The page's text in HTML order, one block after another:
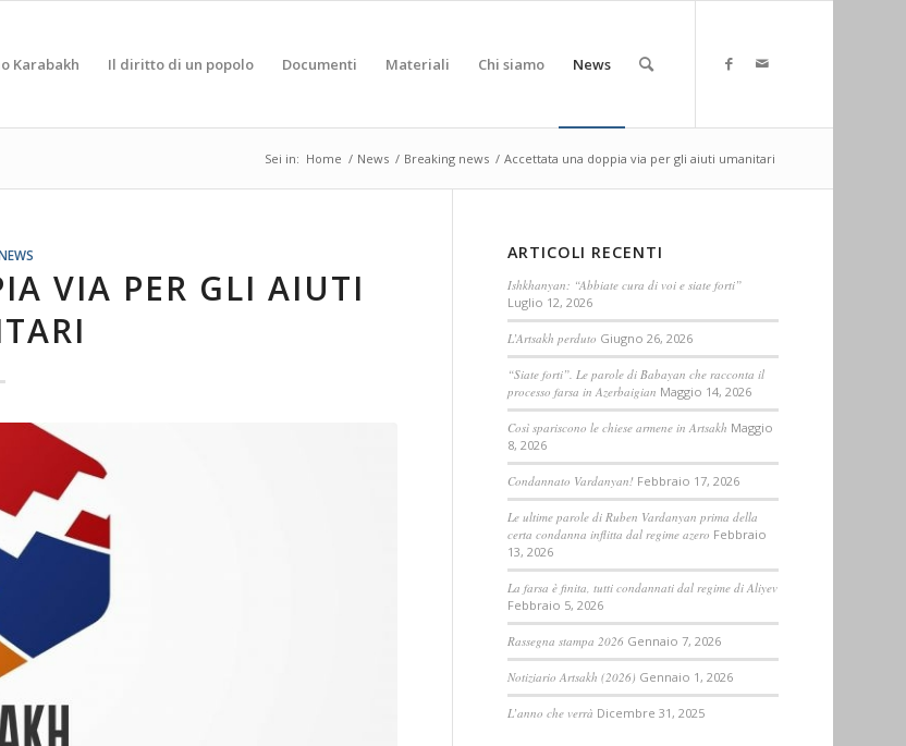
Karabakh Il diritto di un popolo Documenti Materiali Chi siamo News
Sei in: Home / News / Breaking news / Accettata una doppia via per gli aiuti umanitari
VIA PER GLI AIUTI
ARTICOLI RECENTI
Ishkhanyan: “Abbiate cura di voi e siate forti”
Luglio 12, 2026
L’Artsakh perduto Giugno 26, 2026
“Siate forti”. Le parole di Babayan che racconta il
processo farsa in Azerbaigian Maggio 14, 2026
Così spariscono le chiese armene in Artsakh Maggio
8, 2026
Condannato Vardanyan! Febbraio 17, 2026
Le ultime parole di Ruben Vardanyan prima della
certa condanna inflitta dal regime azero Febbraio
13, 2026
La farsa è finita, tutti condannati dal regime di Aliyev
Febbraio 5, 2026
Rassegna stampa 2026 Gennaio 7, 2026
Notiziario Artsakh (2026) Gennaio 1, 2026
L’anno che verrà Dicembre 31, 2025